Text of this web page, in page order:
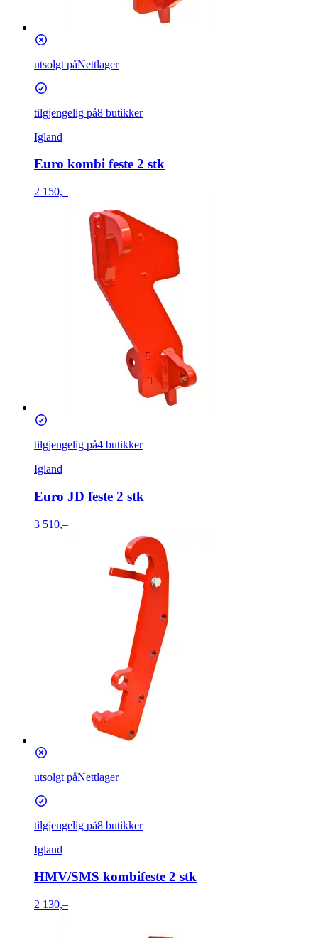
utsolgt påNettlager
tilgjengelig på8 butikker
Igland
Euro kombi feste 2 stk
2 150,–
tilgjengelig på4 butikker
Igland
Euro JD feste 2 stk
3 510,–
utsolgt påNettlager
tilgjengelig på8 butikker
Igland
HMV/SMS kombifeste 2 stk
2 130,–